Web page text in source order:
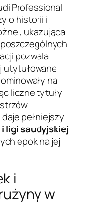
Professional
o historii i
ukazująca
pozwala
utytułowane
na
liczne tytuły
pełniejszy
ligi saudyjskiej
epok na jej
i
w